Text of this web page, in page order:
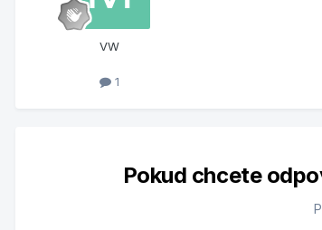
VW
1
Pokud chcete